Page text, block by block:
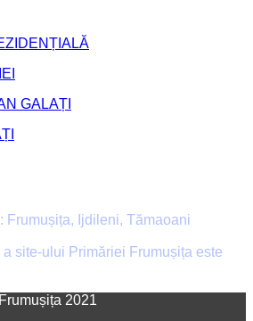
GALAȚI
Frumușița, Ijdileni, Tămaoani
site-ului Primăriei Frumușița este
2021